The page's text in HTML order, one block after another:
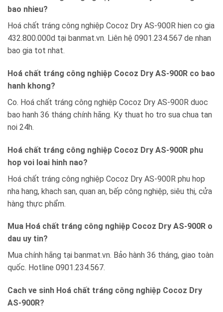
bao nhieu?
Hoá chất tráng công nghiệp Cocoz Dry AS-900R hien co gia
432.800.000d tại banmat.vn. Liên hệ 0901.234.567 de nhan
bao gia tot nhat.
Hoá chất tráng công nghiệp Cocoz Dry AS-900R co bao
hanh khong?
Co. Hoá chất tráng công nghiệp Cocoz Dry AS-900R duoc
bao hanh 36 tháng chính hãng. Ky thuat ho tro sua chua tan
noi 24h.
Hoá chất tráng công nghiệp Cocoz Dry AS-900R phu
hop voi loai hinh nao?
Hoá chất tráng công nghiệp Cocoz Dry AS-900R phu hop
nha hang, khach san, quan an, bếp công nghiệp, siêu thị, cửa
hàng thực phẩm.
Mua Hoá chất tráng công nghiệp Cocoz Dry AS-900R o
dau uy tin?
Mua chính hãng tại banmat.vn. Bảo hành 36 tháng, giao toàn
quốc. Hotline 0901.234.567.
Cach ve sinh Hoá chất tráng công nghiệp Cocoz Dry
AS-900R?